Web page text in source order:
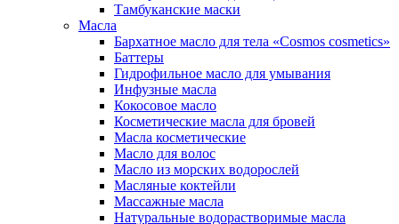
Тамбуканские маски
Масла
Бархатное масло для тела «Cosmos cosmetics»
Баттеры
Гидрофильное масло для умывания
Инфузные масла
Кокосовое масло
Косметические масла для бровей
Масла косметические
Масло для волос
Масло из морских водорослей
Масляные коктейли
Массажные масла
Натуральные водорастворимые масла